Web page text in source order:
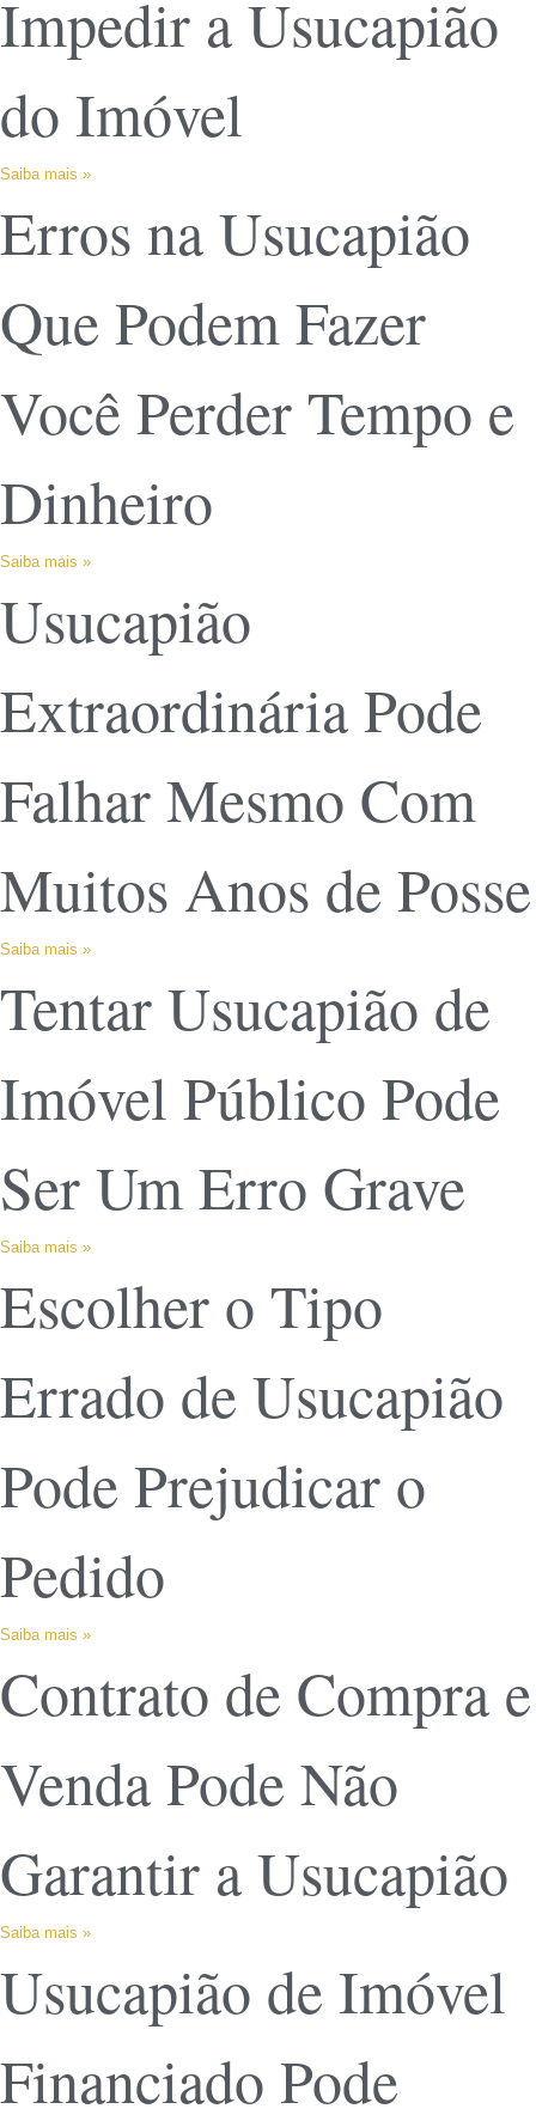
Impedir a Usucapião
do Imóvel
Saiba mais »
Erros na Usucapião
Que Podem Fazer
Você Perder Tempo e
Dinheiro
Saiba mais »
Usucapião
Extraordinária Pode
Falhar Mesmo Com
Muitos Anos de Posse
Saiba mais »
Tentar Usucapião de
Imóvel Público Pode
Ser Um Erro Grave
Saiba mais »
Escolher o Tipo
Errado de Usucapião
Pode Prejudicar o
Pedido
Saiba mais »
Contrato de Compra e
Venda Pode Não
Garantir a Usucapião
Saiba mais »
Usucapião de Imóvel
Financiado Pode